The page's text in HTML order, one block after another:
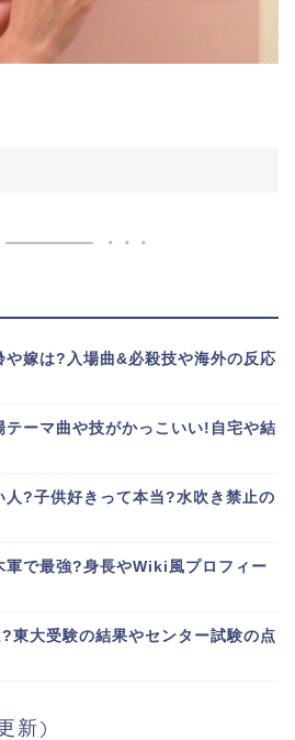
や嫁は?入場曲&必殺技や海外の反応
テーマ曲や技がかっこいい!自宅や結
人?子供好きって本当?水吹き禁止の
軍で最強?身長やWiki風プロフィー
東大受験の結果やセンター試験の点
新)